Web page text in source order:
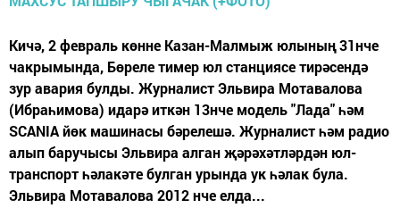
Кичә, 2 февраль көнне Казан-Малмыж юлының 31нче
чакрымында, Бөреле тимер юл станциясе тирәсендә
зур авария булды. Журналист Эльвира Мотавалова
(Ибраһимова) идарә иткән 13нче модель "Лада" һәм
SCANIA йөк машинасы бәрелешә. Журналист һәм радио
алып баручысы Эльвира алган җәрәхәтләрдән юл-
транспорт һәлакәте булган урында ук һәлак була.
Эльвира Мотавалова 2012 нче елда...